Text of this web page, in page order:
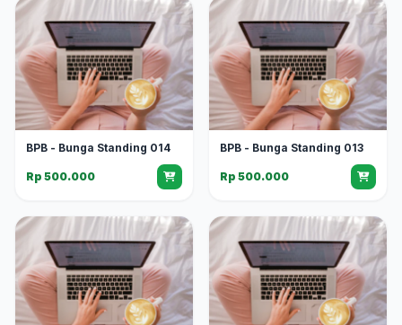
BPB - Bunga Standing 014
Rp 500.000
BPB - Bunga Standing 013
Rp 500.000